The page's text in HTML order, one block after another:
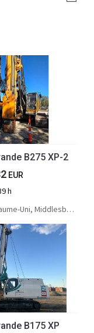
B275 XP-2
EUR
h
Uni, Middlesbrough
B175 XP